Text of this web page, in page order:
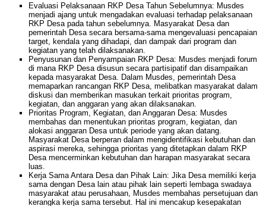
Evaluasi Pelaksanaan RKP Desa Tahun Sebelumnya: Musdes
menjadi ajang untuk mengadakan evaluasi terhadap pelaksanaan
RKP Desa pada tahun sebelumnya. Masyarakat Desa dan
pemerintah Desa secara bersama-sama mengevaluasi pencapaian
target, kendala yang dihadapi, dan dampak dari program dan
kegiatan yang telah dilaksanakan.
Penyusunan dan Penyampaian RKP Desa: Musdes menjadi forum
di mana RKP Desa disusun secara partisipatif dan disampaikan
kepada masyarakat Desa. Dalam Musdes, pemerintah Desa
memaparkan rancangan RKP Desa, melibatkan masyarakat dalam
diskusi dan memberikan masukan terkait prioritas program,
kegiatan, dan anggaran yang akan dilaksanakan.
Prioritas Program, Kegiatan, dan Anggaran Desa: Musdes
membahas dan menentukan prioritas program, kegiatan, dan
alokasi anggaran Desa untuk periode yang akan datang.
Masyarakat Desa berperan dalam mengidentifikasi kebutuhan dan
aspirasi mereka, sehingga prioritas yang ditetapkan dalam RKP
Desa mencerminkan kebutuhan dan harapan masyarakat secara
luas.
Kerja Sama Antara Desa dan Pihak Lain: Jika Desa memiliki kerja
sama dengan Desa lain atau pihak lain seperti lembaga swadaya
masyarakat atau perusahaan, Musdes membahas persetujuan dan
kerangka kerja sama tersebut. Hal ini mencakup kesepakatan